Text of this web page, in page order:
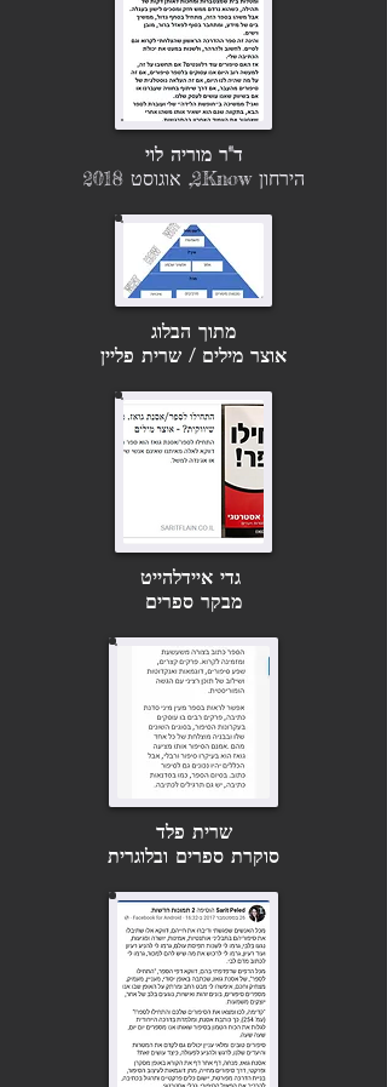
ד"ר מוריה לוי
הירחון 2Know, אוגוסט 2018
מתוך הבלוג
אוצר מילים / שרית פליין
גדי איידלהייט
מבקר ספרים
שרית פלד
סוקרת ספרים ובלוגרית